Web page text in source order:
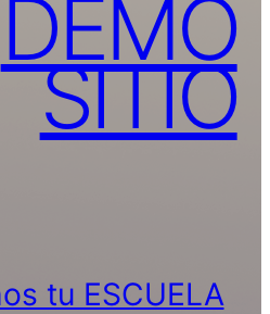
DEMO
SITIO
tu ESCUELA